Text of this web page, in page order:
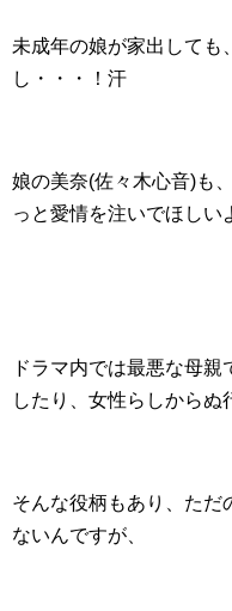
未成年の娘が家出しても
し・・・！汗
娘の美奈(佐々木心音)も
っと愛情を注いでほしい
ドラマ内では最悪な母
したり、女性らしからぬ
そんな役柄もあり、ただ
ないんですが、